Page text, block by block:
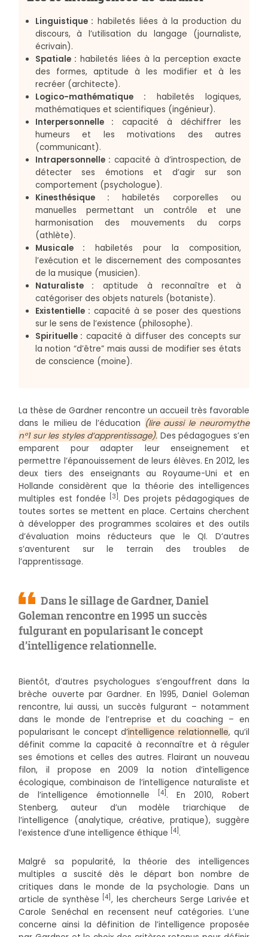
Linguistique : habiletés liées à la production du
discours, à l’utilisation du langage (journaliste,
écrivain).
Spatiale : habiletés liées à la perception exacte
des formes, aptitude à les modifier et à les
recréer (architecte).
Logico-mathématique : habiletés logiques,
mathématiques et scientifiques (ingénieur).
Interpersonnelle : capacité à déchiffrer les
humeurs et les motivations des autres
(communicant).
Intrapersonnelle : capacité à d’introspection, de
détecter ses émotions et d’agir sur son
comportement (psychologue).
Kinesthésique : habiletés corporelles ou
manuelles permettant un contrôle et une
harmonisation des mouvements du corps
(athlète).
Musicale : habiletés pour la composition,
l’exécution et le discernement des composantes
de la musique (musicien).
Naturaliste : aptitude à reconnaître et à
catégoriser des objets naturels (botaniste).
Existentielle : capacité à se poser des questions
sur le sens de l’existence (philosophe).
Spirituelle : capacité à diffuser des concepts sur
la notion “d’être” mais aussi de modifier ses états
de conscience (moine).
La thèse de Gardner rencontre un accueil très favorable
dans le milieu de l’éducation (lire aussi le neuromythe
n°1 sur les styles d’apprentissage). Des pédagogues s’en
emparent pour adapter leur enseignement et
permettre l’épanouissement de leurs élèves. En 2012, les
deux tiers des enseignants au Royaume-Uni et en
Hollande considèrent que la théorie des intelligences
multiples est fondée
[3] . Des projets pédagogiques de
toutes sortes se mettent en place. Certains cherchent
à développer des programmes scolaires et des outils
d’évaluation moins réducteurs que le QI. D’autres
s’aventurent sur le terrain des troubles de
l’apprentissage.
Dans le sillage de Gardner, Daniel
Goleman rencontre en 1995 un succès
fulgurant en popularisant le concept
d’intelligence relationnelle.
Bientôt, d’autres psychologues s’engouffrent dans la
brèche ouverte par Gardner. En 1995, Daniel Goleman
rencontre, lui aussi, un succès fulgurant – notamment
dans le monde de l’entreprise et du coaching – en
popularisant le concept d’intelligence relationnelle, qu’il
définit comme la capacité à reconnaître et à réguler
ses émotions et celles des autres. Flairant un nouveau
filon, il propose en 2009 la notion d’intelligence
écologique, combinaison de l’intelligence naturaliste et
de l’intelligence émotionnelle
[4] . En 2010, Robert
Stenberg, auteur d’un modèle triarchique de
l’intelligence (analytique, créative, pratique), suggère
l’existence d’une intelligence éthique [4] .
Malgré sa popularité, la théorie des intelligences
multiples a suscité dès le départ bon nombre de
critiques dans le monde de la psychologie. Dans un
article de synthèse [4] , les chercheurs Serge Larivée et
Carole Senéchal en recensent neuf catégories. L’une
concerne ainsi la définition de l’intelligence proposée